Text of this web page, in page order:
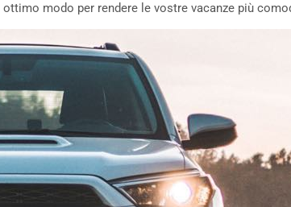
modo per rendere le vostre vacanze più